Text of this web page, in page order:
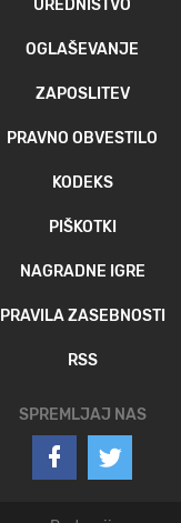
UREDNIŠTVO
OGLAŠEVANJE
ZAPOSLITEV
PRAVNO OBVESTILO
KODEKS
PIŠKOTKI
NAGRADNE IGRE
PRAVILA ZASEBNOSTI
RSS
SPREMLJAJ NAS